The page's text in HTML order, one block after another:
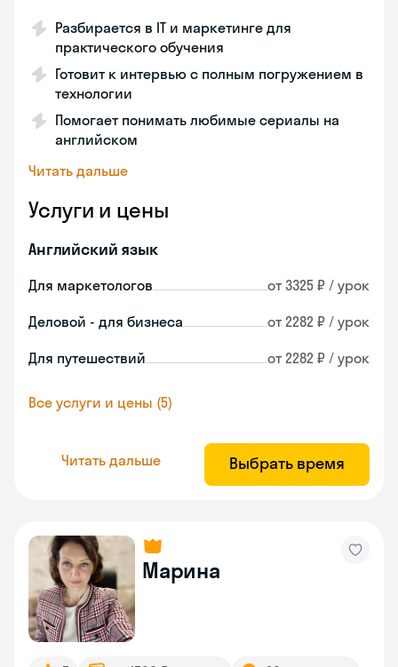
Разбирается в IT и маркетинге для
практического обучения
Готовит к интервью с полным погружением в
технологии
Помогает понимать любимые сериалы на
английском
Читать дальше
Услуги и цены
Английский язык
Для маркетологов от 3325 ₽ / урок
Деловой - для бизнеса от 2282 ₽ / урок
Для путешествий от 2282 ₽ / урок
Все услуги и цены (5)
Читать дальше Выбрать время
Марина